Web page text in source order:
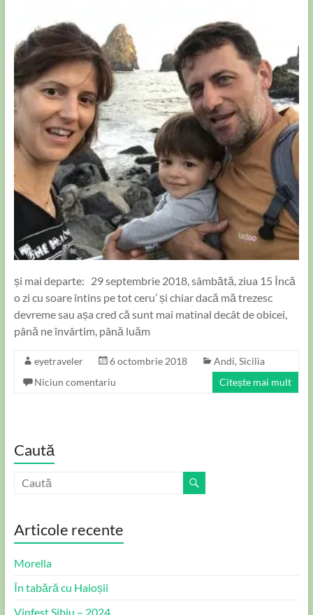
și mai departe: 29 septembrie 2018, sâmbătă, ziua 15 Încă
o zi cu soare întins pe tot ceru’ și chiar dacă mă trezesc
devreme sau așa cred că sunt mai matinal decât de obicei,
până ne învârtim, până luăm
eyetraveler 6 octombrie 2018 Andi, Sicilia
Niciun comentariu
Citește mai mult
Caută
Articole recente
Morella
În tabără cu Haioșii
Vinfest Sibiu – 2024